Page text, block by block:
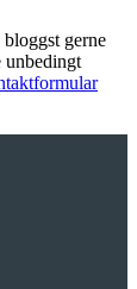
gerne
unbedingt